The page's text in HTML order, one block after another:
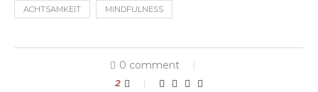
ACHTSAMKEIT MINDFULNESS
0 comment
2